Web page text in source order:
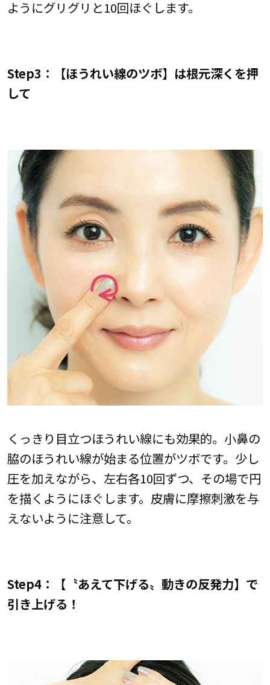
ようにグリグリと10回ほぐします。
Step3：【ほうれい線のツボ】は根元深くを押
して
くっきり目立つほうれい線にも効果的。小鼻の
脇のほうれい線が始まる位置がツボです。少し
圧を加えながら、左右各10回ずつ、その場で円
を描くようにほぐします。皮膚に摩擦刺激を与
えないように注意して。
Step4：【〝あえて下げる〟動きの反発力】で
引き上げる！